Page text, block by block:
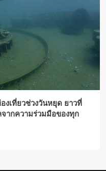
งเที่ยวช่วงวันหยุด ยาวที่
จากความร่วมมือของทุก